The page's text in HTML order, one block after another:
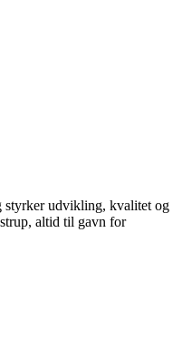
styrker udvikling, kvalitet og
altid til gavn for